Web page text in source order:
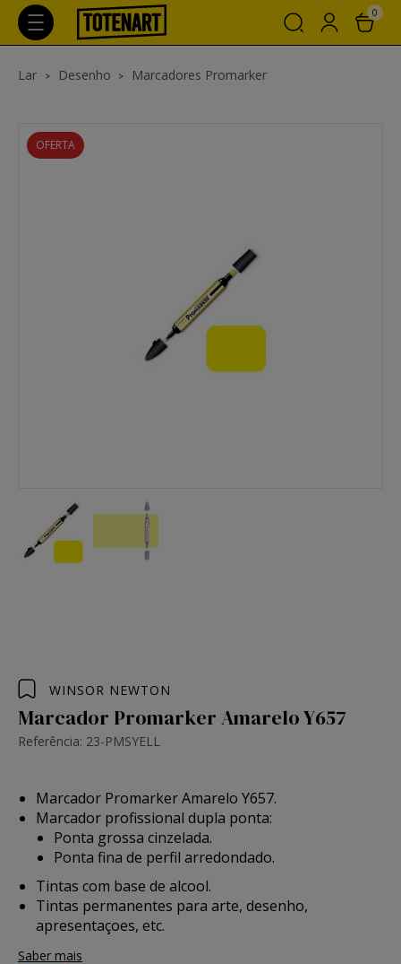
0
Lar Desenho Marcadores Promarker
OFERTA
WINSOR NEWTON
Marcador Promarker Amarelo Y657
Referência: 23-PMSYELL
Marcador Promarker Amarelo Y657.
Marcador profissional dupla ponta:
Ponta grossa cinzelada.
Ponta fina de perfil arredondado.
Tintas com base de alcool.
Tintas permanentes para arte, desenho,
apresentaçoes, etc.
Saber mais